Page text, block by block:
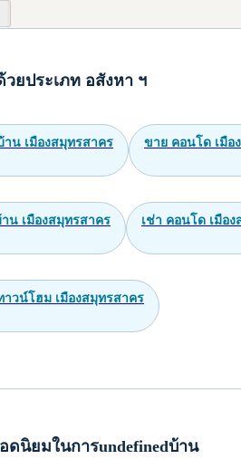
ยประเภท อสังหา ฯ
าน เมืองสมุทรสาคร ขาย คอนโด เมือ
าน เมืองสมุทรสาคร เช่า คอนโด เมือ
าวน์โฮม เมืองสมุทรสาคร
ดนิยมในการundefinedบ้าน